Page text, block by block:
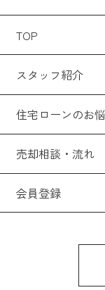
TOP
スタッフ紹介
住宅ローンのお
売却相談・流れ
会員登録